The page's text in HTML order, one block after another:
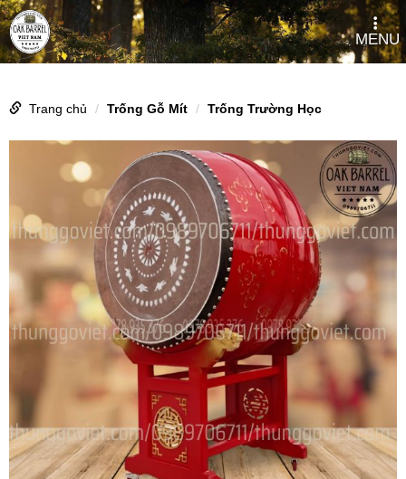
MENU
Trang chủ Trống Gỗ Mít Trống Trường Học